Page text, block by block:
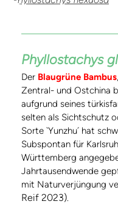
Phyllostachys
Der Blaugrüne Bambus,
Zentral- und Ostchina
aufgrund seines
selten als Sichtschutz
Sorte `Yunzhu´ hat
Subspontan für
Württemberg
Jahrtausendwende
mit Naturverjüngung
Reif 2023)